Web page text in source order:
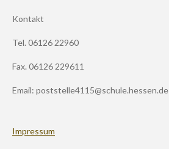
a
r
m
Kontakt
Tel. 06126 22960
Fax. 06126 229611
Email: poststelle4115@schule.hessen.de
Impressum